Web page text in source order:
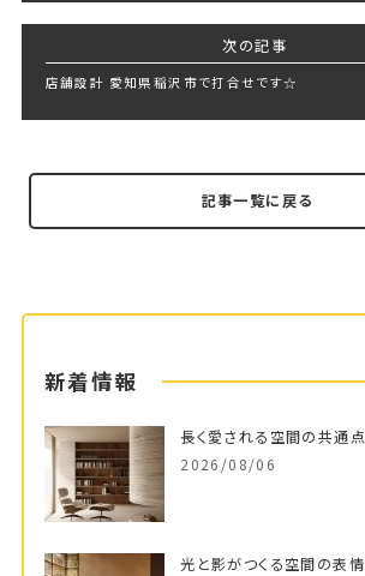
次の記事
店舗設計 愛知県稲沢市で打合せです☆
記事一覧に戻る
新着情報
長く愛される空間の共通点
2026/08/06
光と影がつくる空間の表情